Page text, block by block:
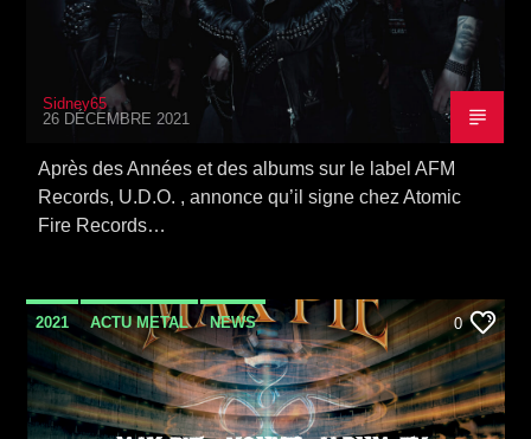
Sidney65
26 DÉCEMBRE 2021
Après des Années et des albums sur le label AFM
Records, U.D.O. , annonce qu’il signe chez Atomic
Fire Records…
2021 ACTU METAL NEWS
SORTIE ALBUM
0